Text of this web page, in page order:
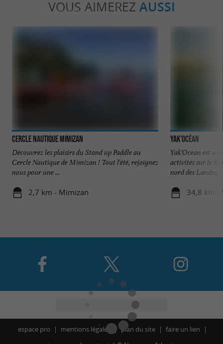
VOUS AIMEREZ AUSSI
Cercle Nautique Mimizan
Découvrez les plaisirs du Stand up Paddle au
Cercle Nautique de Mimizan ! Tout l'été, rejoignez
nous pour une ...
2,7 km - Mimizan
Yak'Océan
Yak'Ocean est
activités sur le
nord des Landes,
34,8 km -
espace pro mentions légales plan du site
faire un lien